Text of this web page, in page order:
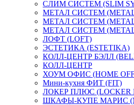
СЛИМ СИСТЕМ (SLIM
МЕТАЛ СИСТЕМ (METAL
МЕТАЛ СИСТЕМ (METAL
МЕТАЛ СИСТЕМ (METAL
ЛОФТ (LOFT)
ЭСТЕТИКА (ESTETIKA)
КОЛЛ-ЦЕНТР БЭЛЛ
КОЛЛ-ЦЕНТР
ХОУМ ОФИС (HOME
Мини-кухня ФИТ (FIT)
ЛОКЕР ПЛЮС (LOCKER
ШКАФЫ-КУПЕ МАРИС